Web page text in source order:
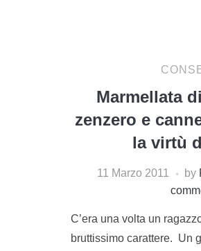
Marmellata
zenzero e
la virtù
11 Marzo 2011 by
C’era una volta un
bruttissimo carattere. Un